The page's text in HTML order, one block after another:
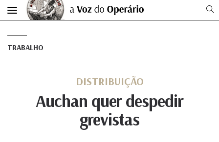
TRABALHO
DISTRIBUIÇÃO
Auchan quer despedir
grevistas